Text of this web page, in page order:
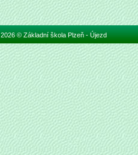
2026 © Základní škola Plzeň - Újezd